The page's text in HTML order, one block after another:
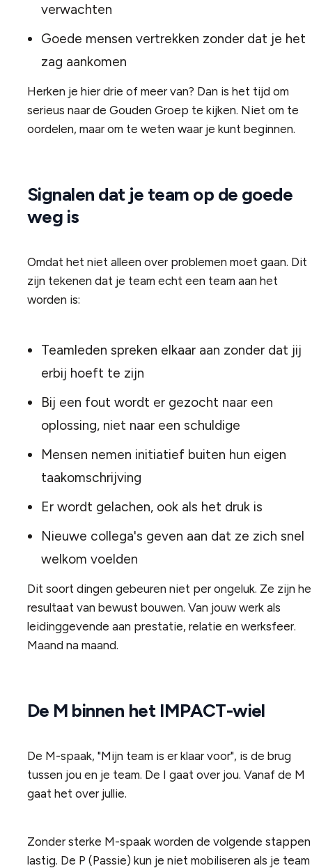
verwachten
Goede mensen vertrekken zonder dat je het
zag aankomen
Herken je hier drie of meer van? Dan is het tijd om
serieus naar de Gouden Groep te kijken. Niet om te
oordelen, maar om te weten waar je kunt beginnen.
Signalen dat je team op de goede
weg is
Omdat het niet alleen over problemen moet gaan. Dit
zijn tekenen dat je team echt een team aan het
worden is:
Teamleden spreken elkaar aan zonder dat jij
erbij hoeft te zijn
Bij een fout wordt er gezocht naar een
oplossing, niet naar een schuldige
Mensen nemen initiatief buiten hun eigen
taakomschrijving
Er wordt gelachen, ook als het druk is
Nieuwe collega's geven aan dat ze zich snel
welkom voelden
Dit soort dingen gebeuren niet per ongeluk. Ze zijn
resultaat van bewust bouwen. Van jouw werk als
leidinggevende aan prestatie, relatie en werksfeer.
Maand na maand.
De M binnen het IMPACT-wiel
De M-spaak, "Mijn team is er klaar voor", is de brug
tussen jou en je team. De I gaat over jou. Vanaf de M
gaat het over jullie.
Zonder sterke M-spaak worden de volgende stappen
lastig. De P (Passie) kun je niet mobiliseren als je team